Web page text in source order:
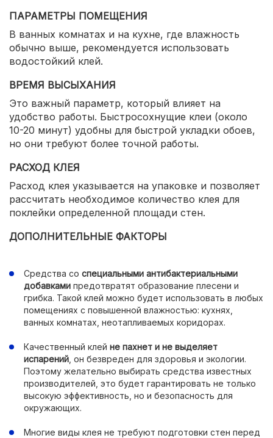
ПАРАМЕТРЫ ПОМЕЩЕНИЯ
В ванных комнатах и на кухне, где влажность
обычно выше, рекомендуется использовать
водостойкий клей.
ВРЕМЯ ВЫСЫХАНИЯ
Это важный параметр, который влияет на
удобство работы. Быстросохнущие клеи (около
10-20 минут) удобны для быстрой укладки обоев,
но они требуют более точной работы.
РАСХОД КЛЕЯ
Расход клея указывается на упаковке и позволяет
рассчитать необходимое количество клея для
поклейки определенной площади стен.
ДОПОЛНИТЕЛЬНЫЕ ФАКТОРЫ
Средства со специальными антибактериальными
добавками предотвратят образование плесени и
грибка. Такой клей можно будет использовать в любых
помещениях с повышенной влажностью: кухнях,
ванных комнатах, неотапливаемых коридорах.
Качественный клей не пахнет и не выделяет
испарений , он безвреден для здоровья и экологии.
Поэтому желательно выбирать средства известных
производителей, это будет гарантировать не только
высокую эффективность, но и безопасность для
окружающих.
Многие виды клея не требуют подготовки стен перед